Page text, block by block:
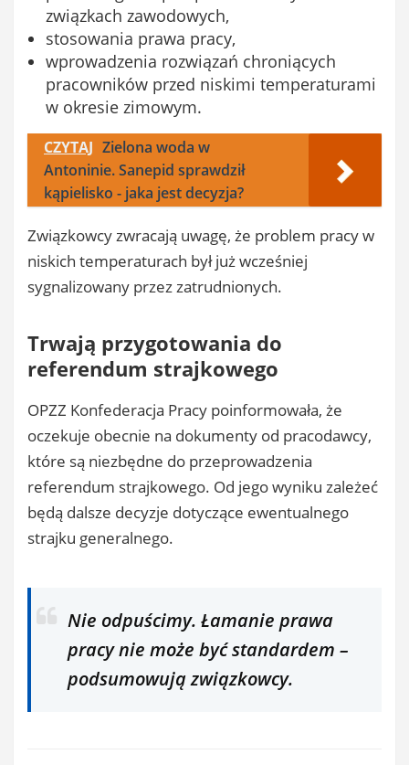
związkach zawodowych,
stosowania prawa pracy,
wprowadzenia rozwiązań chroniących
pracowników przed niskimi temperaturami
w okresie zimowym.
CZYTAJ Zielona woda w
Antoninie. Sanepid sprawdził
kąpielisko - jaka jest decyzja?
Związkowcy zwracają uwagę, że problem pracy w
niskich temperaturach był już wcześniej
sygnalizowany przez zatrudnionych.
Trwają przygotowania do
referendum strajkowego
OPZZ Konfederacja Pracy poinformowała, że
oczekuje obecnie na dokumenty od pracodawcy,
które są niezbędne do przeprowadzenia
referendum strajkowego. Od jego wyniku zależeć
będą dalsze decyzje dotyczące ewentualnego
strajku generalnego.
Nie odpuścimy. Łamanie prawa
pracy nie może być standardem –
podsumowują związkowcy.